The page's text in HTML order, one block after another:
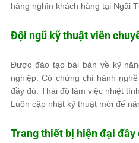
hàng nghìn khách hàng tại Ngãi
Đội ngũ kỹ thuật viên
Được đào tạo bài bản về kỹ
nghiệp. Có chứng chỉ hành
đầy đủ. Thái độ làm việc nhiệt
Luôn cập nhật kỹ thuật mới để
Trang thiết bị hiện đại đầy